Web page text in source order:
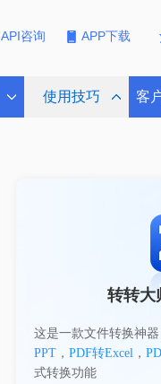
API咨询 APP下载
使用技巧 客
转转大
这是一款文件转换神
PPT， PDF转Excel，
式转换功能